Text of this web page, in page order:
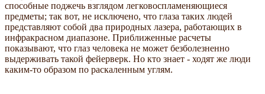
способные поджечь взглядом легковоспламеняющиеся
предметы; так вот, не исключено, что глаза таких людей
представляют собой два природных лазера, работающих в
инфракрасном диапазоне. Приближенные расчеты
показывают, что глаз человека не может безболезненно
выдерживать такой фейерверк. Но кто знает - ходят же люди
каким-то образом по раскаленным углям.